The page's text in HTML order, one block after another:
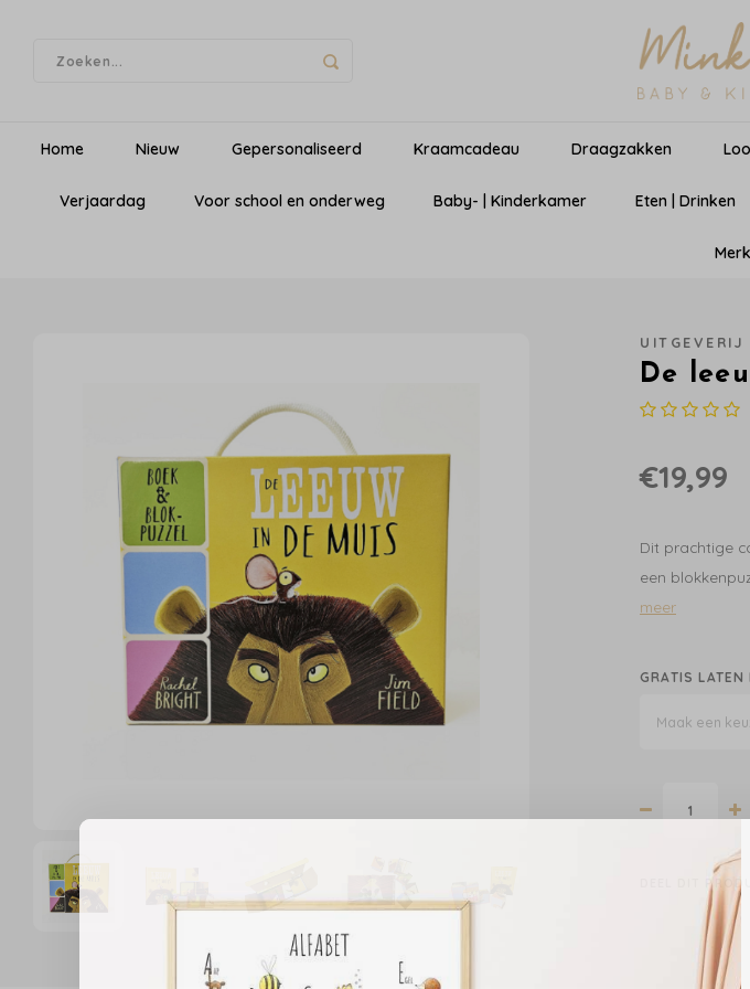
Home Nieuw Gepersonaliseerd Kraamcadeau Draagzakken
Verjaardag Voor school en onderweg Baby- | Kinderkamer Eten | Drinken
UITGEVERIJ
De
€19,99
Dit prachtige
een
meer
GRATIS LATEN
Maak een
DEEL DIT